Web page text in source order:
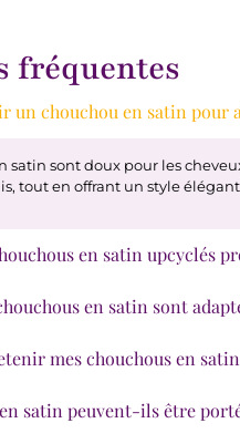
fréquentes
un chouchou en satin pour
satin sont doux pour les
tout en offrant un style
en satin upcyclés
en satin sont
mes chouchous en
satin peuvent-ils être